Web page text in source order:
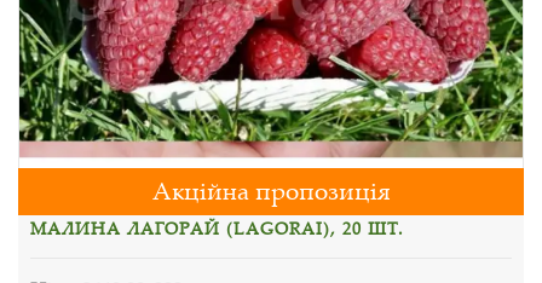
Акційна пропозиція
МАЛИНА ЛАГОРАЙ (LAGORAI), 20 ШТ.